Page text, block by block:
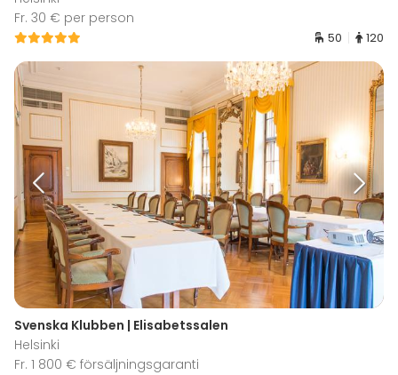
Fr. 30 € per person
50 120
Svenska Klubben | Elisabetssalen
Helsinki
Fr. 1 800 € försäljningsgaranti